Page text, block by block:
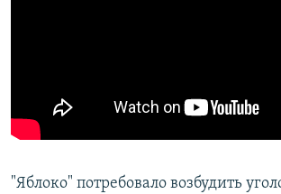
"Яблоко" потребовало возбудить